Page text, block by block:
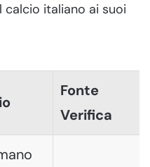
italiano ai suoi
Fonte
Verifica